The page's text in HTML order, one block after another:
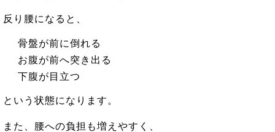
反り腰になると、
骨盤が前に倒れる
お腹が前へ突き出る
下腹が目立つ
という状態になります。
また、腰への負担も増えやすく、